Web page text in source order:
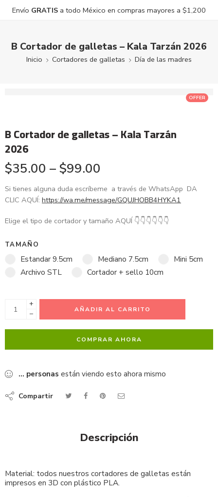
Envío GRATIS a todo México en compras mayores a $1,200
B Cortador de galletas – Kala Tarzán 2026
Inicio Cortadores de galletas Día de las madres
OFFER
B Cortador de galletas – Kala Tarzán
2026
$35.00 – $99.00
Si tienes alguna duda escríbeme a través de WhatsApp DA
CLIC AQUÍ: https://wa.me/message/GQUJHOBB4HYKA1
Elige el tipo de cortador y tamaño AQUÍ 👇👇👇👇👇👇
TAMAÑO
Estandar 9.5cm Mediano 7.5cm
Mini 5cm
Archivo STL
Cortador + sello 10cm
+
−
AÑADIR AL CARRITO
COMPRAR AHORA
... personas están viendo esto ahora mismo
Compartir
Descripción
Material: todos nuestros cortadores de galletas están
impresos en 3D con plástico PLA.